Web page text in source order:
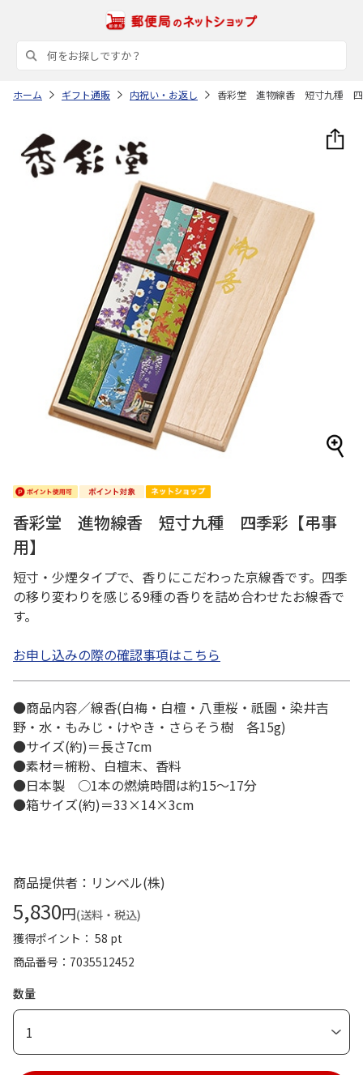
ホーム ギフト通販 内祝い・お返し 香彩堂 進物線香 短寸九種 四
香彩堂 進物線香 短寸九種 四季彩【弔事
用】
短寸・少煙タイプで、香りにこだわった京線香です。四季
の移り変わりを感じる9種の香りを詰め合わせたお線香で
す。
お申し込みの際の確認事項はこちら
●商品内容／線香(白梅・白檀・八重桜・祇園・染井吉
野・水・もみじ・けやき・さらそう樹 各15g)
●サイズ(約)＝長さ7cm
●素材＝椨粉、白檀末、香料
●日本製 ○1本の燃焼時間は約15～17分
●箱サイズ(約)＝33×14×3cm
商品提供者：リンベル(株)
5,830円(送料・税込)
獲得ポイント： 58 pt
商品番号
7035512452
数量
1